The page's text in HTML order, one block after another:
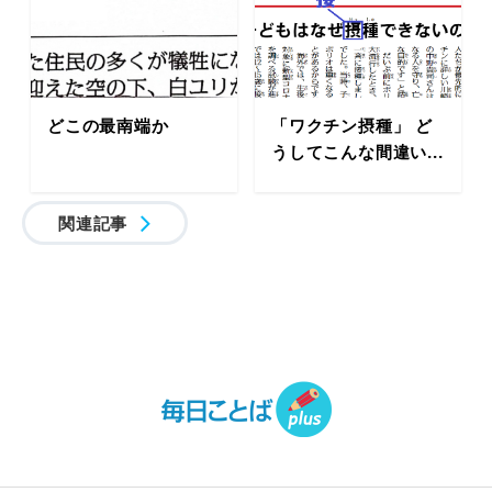
どこの最南端か
「ワクチン摂種」 ど
うしてこんな間違い...
関連記事